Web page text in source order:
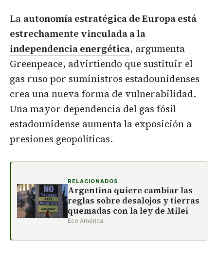
La autonomía estratégica de Europa está
estrechamente vinculada ala
independencia energética, argumenta
Greenpeace, advirtiendo que sustituir el
gas ruso por suministros estadounidenses
crea una nueva forma de vulnerabilidad.
Una mayor dependencia del gas fósil
estadounidense aumenta la exposición a
presiones geopolíticas.
RELACIONADOS
Argentina quiere cambiar las
reglas sobre desalojos y tierras
quemadas con la ley de Milei
Eco América